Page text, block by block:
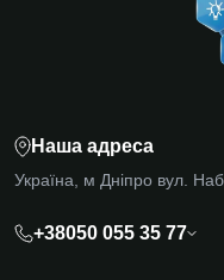
Наша адреса
Україна, м Дніпро вул.
+38050 055 35 77